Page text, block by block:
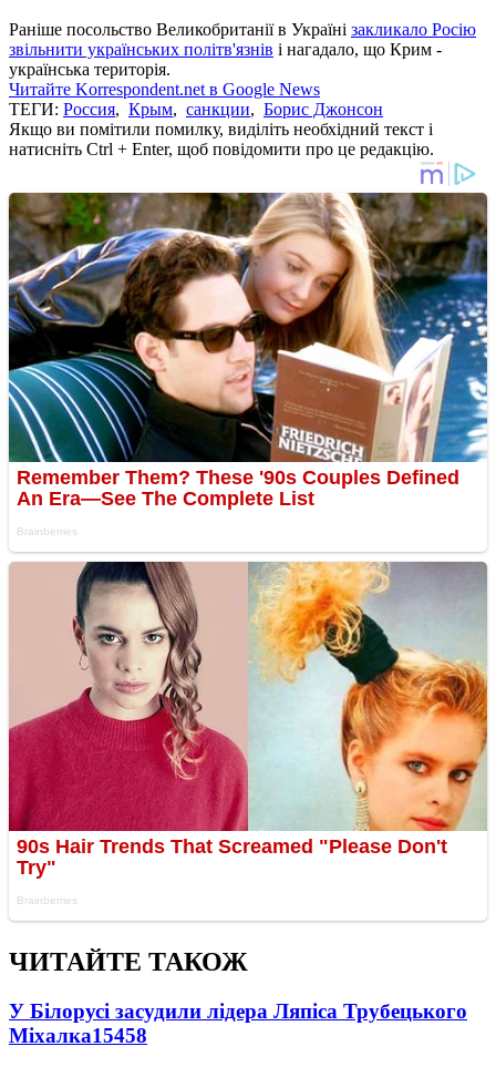
Раніше посольство Великобританії в Україні закликало Росію
звільнити українських політв'язнів і нагадало, що Крим -
українська територія.
Читайте Korrespondent.net в Google News
ТЕГИ: Россия, Крым, санкции, Борис Джонсон
Якщо ви помітили помилку, виділіть необхідний текст і
натисніть Ctrl + Enter, щоб повідомити про це редакцію.
ЧИТАЙТЕ ТАКОЖ
У Білорусі засудили лідера Ляпіса Трубецького
Міхалка15458